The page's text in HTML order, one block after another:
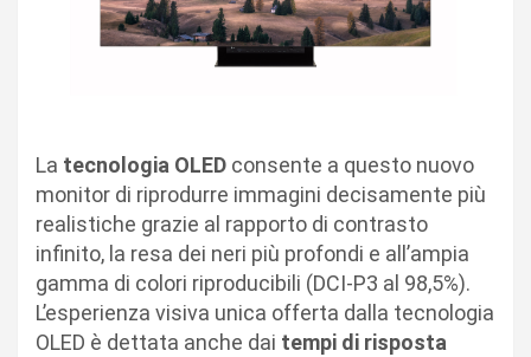
La tecnologia OLED consente a questo nuovo
monitor di riprodurre immagini decisamente più
realistiche grazie al rapporto di contrasto
infinito, la resa dei neri più profondi e all’ampia
gamma di colori riproducibili (DCI-P3 al 98,5%).
L’esperienza visiva unica offerta dalla tecnologia
OLED è dettata anche dai tempi di risposta